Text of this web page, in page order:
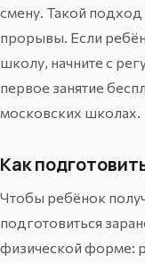
смену. Такой подход
прорывы. Если
школу, начните с
первое занятие
московских школах.
Как
Чтобы ребёнок
подготовиться
физической форме: